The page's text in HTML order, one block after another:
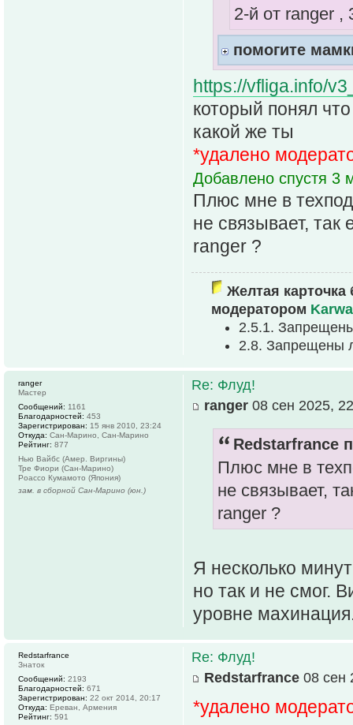
2-й от ranger ,
помогите
https://vfliga.info/
который понял
какой же ты
*удалено
Добавлено спустя 3
Плюс мне в
не связывает, так
ranger ?
Желтая карточка
модератором
2.5.1.
2.8. Запрещены
Re: Флуд!
ranger 08 сен 2025,
Redstarfrance
Плюс мне в
не связывает,
ranger ?
Я несколько
но так и не смог.
уровне
ranger
Мастер
Сообщений: 1161
Благодарностей: 453
Зарегистрирован: 15 янв 2010, 23:24
Откуда: Сан-Марино, Сан-Марино
Рейтинг: 877
Нью Вайбс (Амер. Виргины)
Тре Фиори (Сан-Марино)
Роассо Кумамото (Япония)
зам. в сборной Сан-Марино (юн.)
Re: Флуд!
Redstarfrance 08 сен
*удалено
Redstarfrance
Знаток
Сообщений: 2193
Благодарностей: 671
Зарегистрирован: 22 окт 2014, 20:17
Откуда: Ереван, Армения
Рейтинг: 591